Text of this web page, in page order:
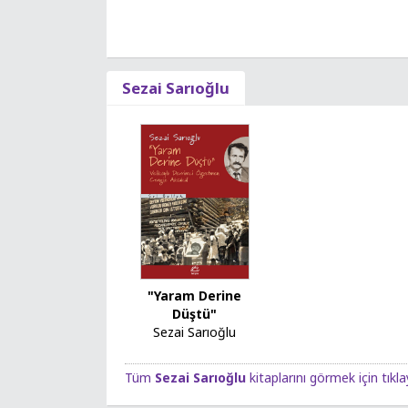
Sezai Sarıoğlu
"Yaram Derine
Düştü"
Sezai Sarıoğlu
Tüm Sezai Sarıoğlu kitaplarını görmek için